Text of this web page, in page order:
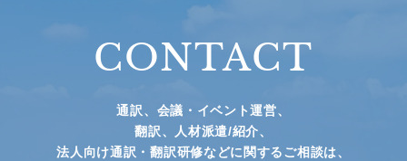
CONTACT
通訳、会議・イベント運営、
翻訳、人材派遣/紹介、
法人向け通訳・翻訳研修などに関するご相談は、